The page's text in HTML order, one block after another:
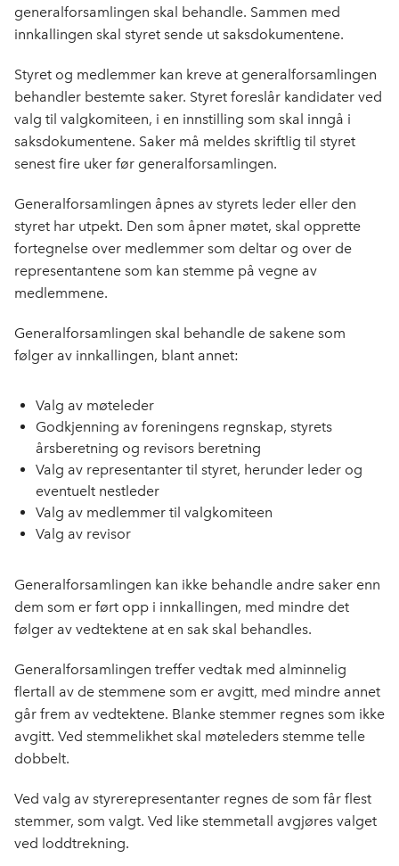
generalforsamlingen skal behandle. Sammen med
innkallingen skal styret sende ut saksdokumentene.
Styret og medlemmer kan kreve at generalforsamlingen
behandler bestemte saker. Styret foreslår kandidater ved
valg til valgkomiteen, i en innstilling som skal inngå i
saksdokumentene. Saker må meldes skriftlig til styret
senest fire uker før generalforsamlingen.
Generalforsamlingen åpnes av styrets leder eller den
styret har utpekt. Den som åpner møtet, skal opprette
fortegnelse over medlemmer som deltar og over de
representantene som kan stemme på vegne av
medlemmene.
Generalforsamlingen skal behandle de sakene som
følger av innkallingen, blant annet:
Valg av møteleder
Godkjenning av foreningens regnskap, styrets
årsberetning og revisors beretning
Valg av representanter til styret, herunder leder og
eventuelt nestleder
Valg av medlemmer til valgkomiteen
Valg av revisor
Generalforsamlingen kan ikke behandle andre saker enn
dem som er ført opp i innkallingen, med mindre det
følger av vedtektene at en sak skal behandles.
Generalforsamlingen treffer vedtak med alminnelig
flertall av de stemmene som er avgitt, med mindre annet
går frem av vedtektene. Blanke stemmer regnes som ikke
avgitt. Ved stemmelikhet skal møteleders stemme telle
dobbelt.
Ved valg av styrerepresentanter regnes de som får flest
stemmer, som valgt. Ved like stemmetall avgjøres valget
ved loddtrekning.